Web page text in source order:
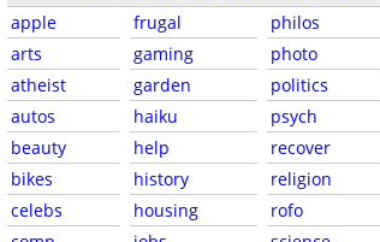
apple
arts
atheist
autos
beauty
bikes
celebs
frugal
gaming
garden
haiku
help
history
housing
philos
photo
politics
psych
recover
religion
rofo